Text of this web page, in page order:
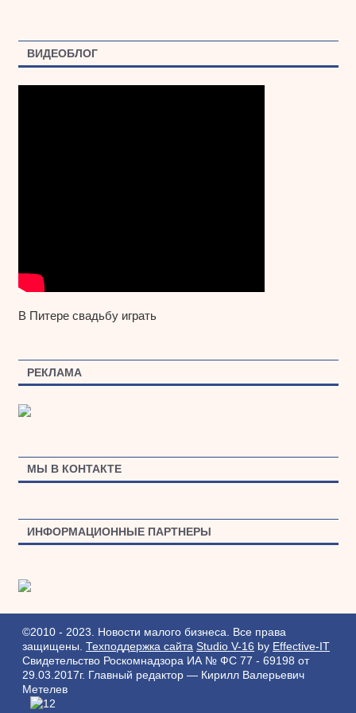
ВИДЕОБЛОГ
В Питере свадьбу играть
РЕКЛАМА
МЫ В КОНТАКТЕ
ИНФОРМАЦИОННЫЕ ПАРТНЕРЫ
©2010 - 2023. Новости малого бизнеса. Все права
защищены. Техподдержка сайта Studio V-16 by Effective-IT
Свидетельство Роскомнадзора ИА № ФС 77 - 69198 от
29.03.2017г.